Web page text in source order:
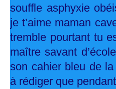
souffle asphyxie
je t’aime maman
tremble pourtant tu
maître savant
son cahier bleu de
à rédiger que